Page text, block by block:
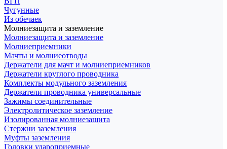
Чугунные
Из обечаек
Молниезащита и заземление
Молниезащита и заземление
Молниеприемники
Мачты и молниеотводы
Держатели для мачт и молниеприемников
Держатели круглого проводника
Комплекты модульного заземления
Держатели проводника универсальные
Зажимы соединительные
Электролитическое заземление
Изолированная молниезащита
Стержни заземления
Муфты заземления
Головки удароприемные